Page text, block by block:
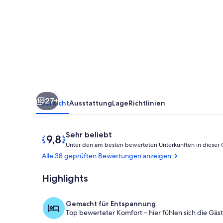
Cold
Plunge
Tub
27+
ÜbersichtAusstattungLageRichtlinien
Bewertungen
Sehr beliebt
9,8
von
10,
beliebt
Unter den am besten bewerteten Unterkünften in dieser
Alle 38 geprüften Bewertungen anzeigen
Highlights
Gemacht für Entspannung
Top bewerteter Komfort – hier fühlen sich die